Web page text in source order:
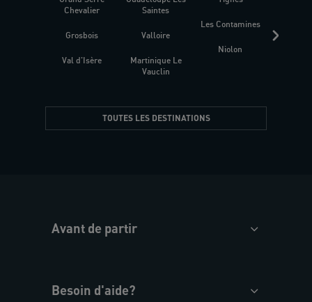
Chevalier
Grosbois
Val d'Isère
Saintes
Valloire
Martinique Le
Vauclin
Les Contamines
Niolon
TOUTES LES DESTINATIONS
Avant de partir
Besoin d'aide?